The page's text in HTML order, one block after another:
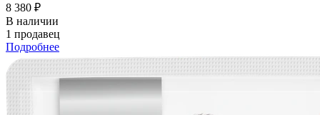
8 380 ₽
В наличии
1 продавец
Подробнее